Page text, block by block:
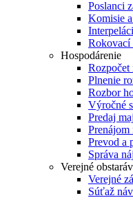
Poslanci
Komisie
Rokovací
Hospodárenie
Rozpočet
Plnenie
Rozbor
Výročné
Predaj
Prenájom
Prevod a
Správa
Verejné
Verejné
Súťaž